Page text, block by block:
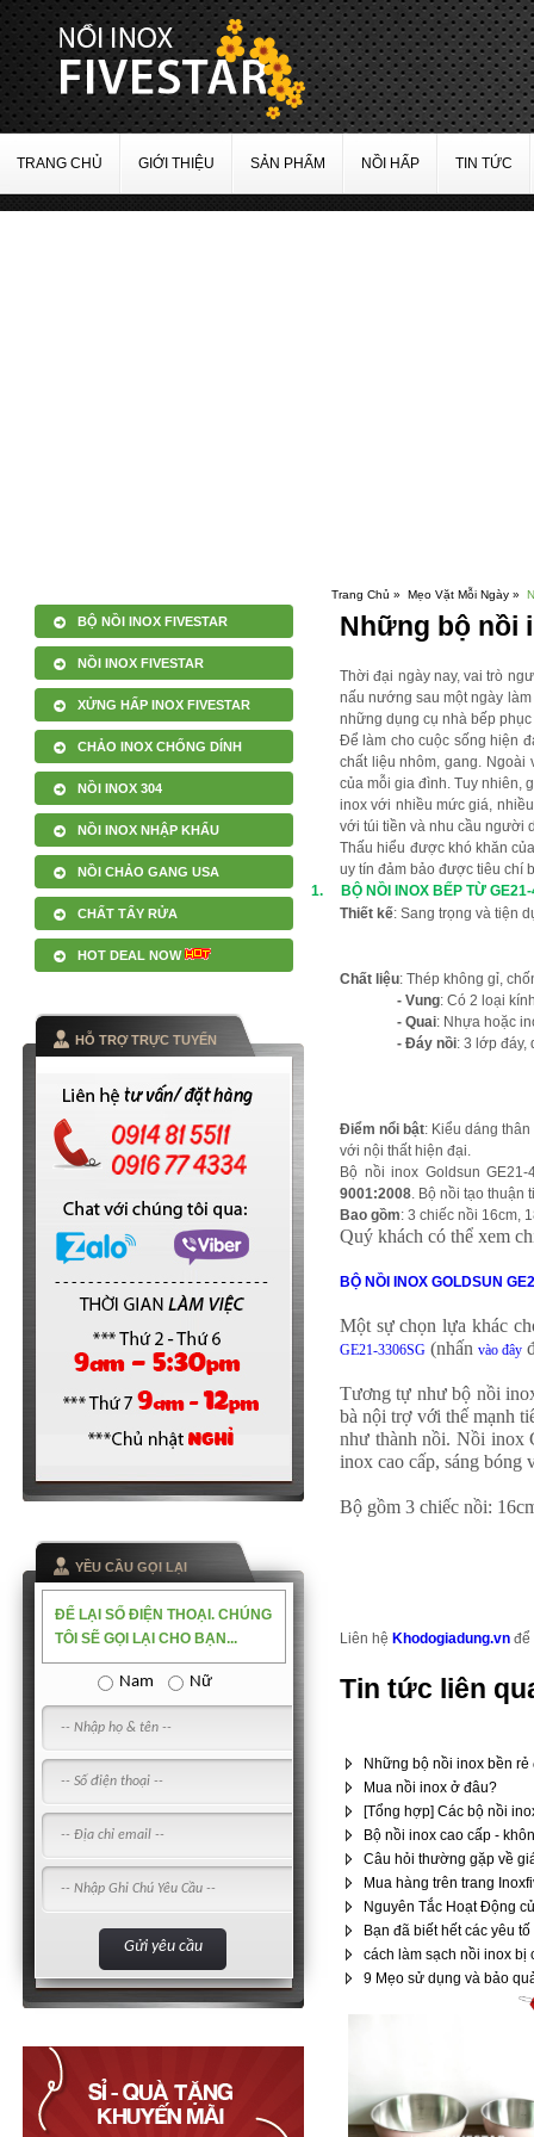
TRANG CHỦ GIỚI THIỆU SẢN PHẨM NỒI HẤP TIN TỨC
BỘ NỒI INOX FIVESTAR
NỒI INOX FIVESTAR
XỬNG HẤP INOX FIVESTAR
CHẢO INOX CHỐNG DÍNH
NỒI INOX 304
NỒI INOX NHẬP KHẨU
NỒI CHẢO GANG USA
CHẤT TẨY RỬA
HOT DEAL NOW
HỖ TRỢ TRỰC TUYẾN
YỀU CẦU GỌI LẠI
ĐỂ LẠI SỐ ĐIỆN THOẠI. CHÚNG
TÔI SẼ GỌI LẠI CHO BẠN...
Nam Nữ
Trang Chủ » Mẹo Vặt Mỗi Ngày »
Những bộ nồi
Thời đại ngày nay, vai trò
nấu nướng sau một ngày
những dụng cụ nhà bếp
Để làm cho cuộc sống hiện
chất liệu nhôm, gang. Ngoài
của mỗi gia đình. Tuy nhiên,
inox với nhiều mức giá,
với túi tiền và nhu cầu người
Thấu hiểu được khó khăn
uy tín đảm bảo được tiêu chí
1.
BỘ NỒI INOX BẾP TỪ
Thiết kế: Sang trọng và tiện
Chất liệu: Thép không gỉ,
- Vung: Có 2 loại
- Quai: Nhựa hoặc
- Đáy nồi: 3 lớp đáy,
Điểm nổi bật: Kiểu dáng
với nội thất hiện đại.
Bộ nồi inox Goldsun
9001:2008. Bộ nồi tạo thuận
Bao gồm: 3 chiếc nồi 16cm,
Quý khách có thể xem
BỘ NỒI INOX GOLDSUN
Một sự chọn lựa khác
GE21-3306SG (nhấn vào đây
Tương tự như bộ nồi
bà nội trợ với thế mạnh
như thành nồi. Nồi inox
inox cao cấp, sáng bóng
Bộ gồm 3 chiếc nồi:
Liên hệ Khodogiadung.vn để
Tin tức liên
Những bộ nồi inox bền rẻ
Mua nồi inox ở đâu?
[Tổng hợp] Các bộ nồi
Bộ nồi inox cao cấp -
Câu hỏi thường gặp về
Mua hàng trên trang
Nguyên Tắc Hoạt Động
Bạn đã biết hết các yêu
cách làm sạch nồi inox bị
9 Mẹo sử dụng và bảo